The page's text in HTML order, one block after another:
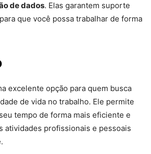
de dados. Elas garantem suporte
que você possa trabalhar de forma
excelente opção para quem busca
de vida no trabalho. Ele permite
tempo de forma mais eficiente e
atividades profissionais e pessoais